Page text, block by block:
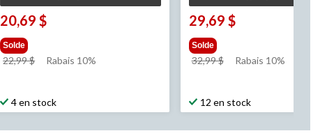
20,69 $
Solde
22,99 $
prixRabais 10%
4 en stock
29,69 $
Solde
32,99 $
prixRabais 10%
12 en stock